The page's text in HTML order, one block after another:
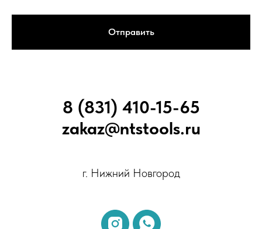
Отправить
8 (831) 410-15-65
zakaz@ntstools.ru
г. Нижний Новгород